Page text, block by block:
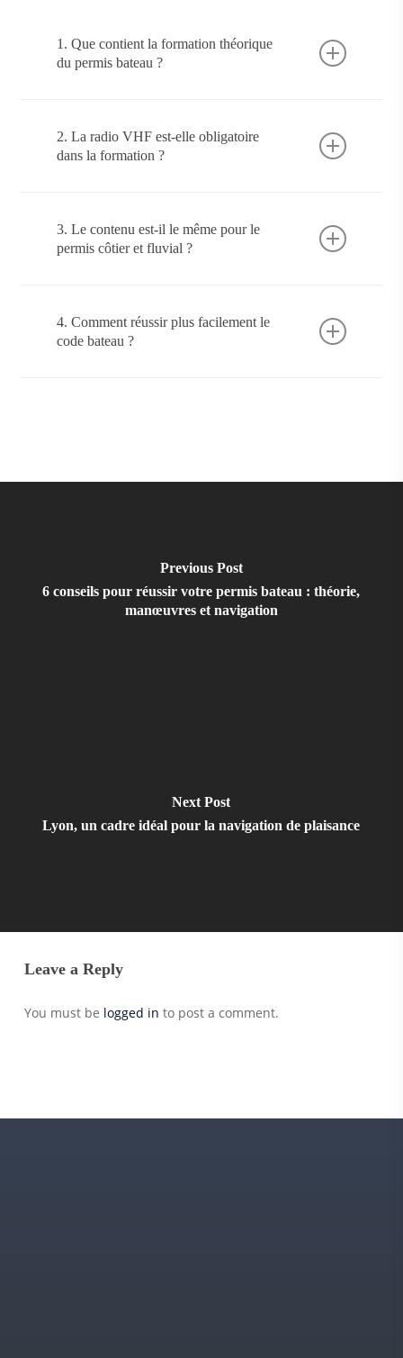
1. Que contient la formation théorique
du permis bateau ?
réglementation, la sécurité en mer et
l’utilisation de la radio VHF, indispensables
2. La radio VHF est-elle obligatoire
dans la formation ?
communiquer et appeler les secours. Son
apprentissage fait partie du programme
3. Le contenu est-il le même pour le
permis côtier et fluvial ?
orienté mer tandis que le permis fluvial est
adapté aux rivières et canaux.
4. Comment réussir plus facilement le
code bateau ?
Previous Post
6 conseils pour réussir votre permis bateau : théorie,
manœuvres et navigation
Next Post
Lyon, un cadre idéal pour la navigation de plaisance
Leave a Reply
You must be logged in to post a comment.